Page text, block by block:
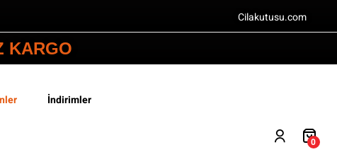
Cilakutusu.com
KARGO
İndirimler
0